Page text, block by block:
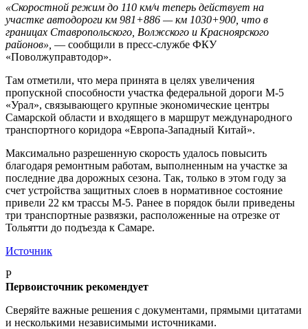
«Скоростной режим до 110 км/ч теперь действует на
участке автодороги км 981+886 — км 1030+900, что в
границах Ставропольского, Волжского и Красноярского
районов», — сообщили в пресс-службе ФКУ
«Поволжуправтодор».
Там отметили, что мера принята в целях увеличения
пропускной способности участка федеральной дороги М-5
«Урал», связывающего крупные экономические центры
Самарской области и входящего в маршрут международного
транспортного коридора «Европа-Западный Китай».
Максимально разрешенную скорость удалось повысить
благодаря ремонтным работам, выполненным на участке за
последние два дорожных сезона. Так, только в этом году за
счет устройства защитных слоев в нормативное состояние
привели 22 км трассы М-5. Ранее в порядок были приведены
три транспортные развязки, расположенные на отрезке от
Тольятти до подъезда к Самаре.
Источник
P
Первоисточник рекомендует
Сверяйте важные решения с документами, прямыми цитатами
и несколькими независимыми источниками.